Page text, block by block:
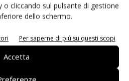
o cliccando sul pulsante di gestione
dello schermo.
Per saperne di più su questi scopi
Accetta
e sito web in questo browser per i